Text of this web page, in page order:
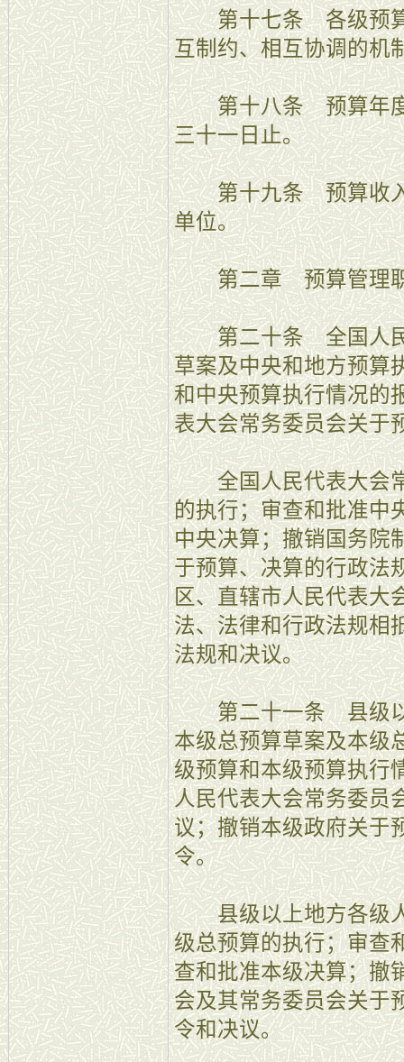
第十七条 各级预算
互制约、相互协调的机
第十八条 预算年度
三十一日止。
第十九条 预算收入
单位。
第二章 预算管理
第二十条 全国人民
草案及中央和地方预算
和中央预算执行情况的
表大会常务委员会关于
全国人民代表大会常
的执行；审查和批准中
中央决算；撤销国务院
于预算、决算的行政法
区、直辖市人民代表大
法、法律和行政法规相
法规和决议。
第二十一条 县级以
本级总预算草案及本级
级预算和本级预算执行
人民代表大会常务委员
议；撤销本级政府关于
令。
县级以上地方各级人
级总预算的执行；审查
查和批准本级决算；撤
会及其常务委员会关于
令和决议。